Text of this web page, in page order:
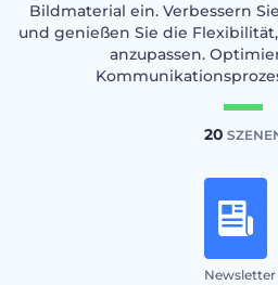
Bildmaterial ein. Verbessern
und genießen Sie die
anzupassen.
20
Newsletter